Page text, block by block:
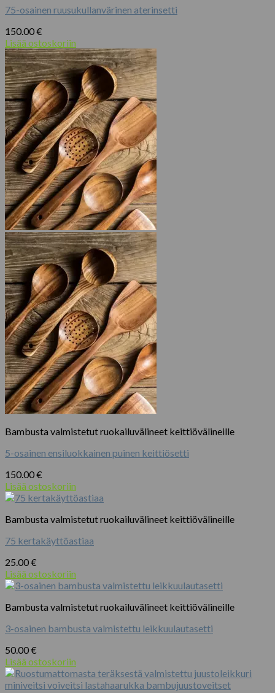
75-osainen ruusukullanvärinen aterinsetti
150.00€
Lisää ostoskoriin
Bambusta valmistetut ruokailuvälineet keittiövälineille
5-osainen ensiluokkainen puinen keittiösetti
150.00€
Lisää ostoskoriin
Bambusta valmistetut ruokailuvälineet keittiövälineille
75 kertakäyttöastiaa
25.00€
Lisää ostoskoriin
Bambusta valmistetut ruokailuvälineet keittiövälineille
3-osainen bambusta valmistettu leikkuulautasetti
50.00€
Lisää ostoskoriin